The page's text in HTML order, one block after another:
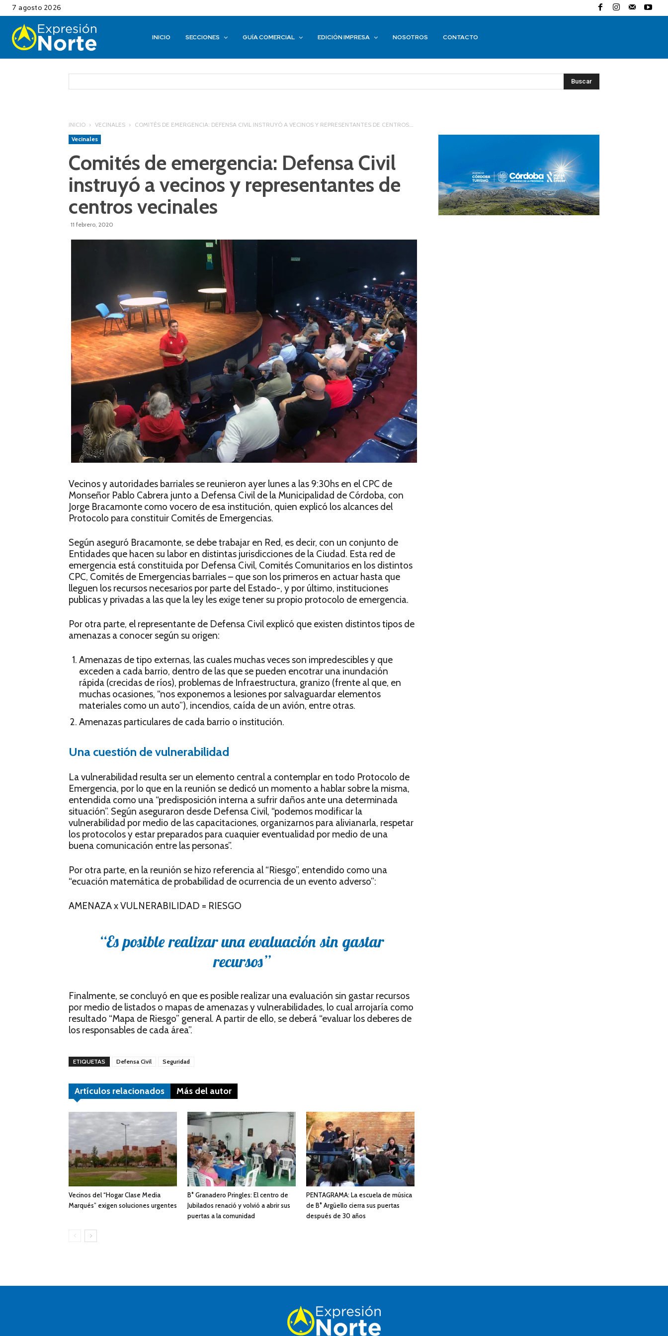
7 agosto 2026
INICIO SECCIONES GUÍA COMERCIAL EDICIÓN IMPRESA NOSOTROS CONTACTO
Buscar
INICIO VECINALES
COMITÉS DE EMERGENCIA: DEFENSA CIVIL INSTRUYÓ A VECINOS Y REPRESENTANTES DE CENTROS...
Vecinales
Comités de emergencia: Defensa Civil
instruyó a vecinos y representantes de
centros vecinales
11 febrero, 2020
Vecinos y autoridades barriales se reunieron ayer lunes a las 9:30hs en el CPC de
Monseñor Pablo Cabrera junto a Defensa Civil de la Municipalidad de Córdoba, con
Jorge Bracamonte como vocero de esa institución, quien explicó los alcances del
Protocolo para constituir Comités de Emergencias.
Según aseguró Bracamonte, se debe trabajar en Red, es decir, con un conjunto de
Entidades que hacen su labor en distintas jurisdicciones de la Ciudad. Esta red de
emergencia está constituida por Defensa Civil, Comités Comunitarios en los distintos
CPC, Comités de Emergencias barriales – que son los primeros en actuar hasta que
lleguen los recursos necesarios por parte del Estado-, y por último, instituciones
publicas y privadas a las que la ley les exige tener su propio protocolo de emergencia.
Por otra parte, el representante de Defensa Civil explicó que existen distintos tipos de
amenazas a conocer según su origen:
Amenazas de tipo externas, las cuales muchas veces son impredescibles y que
exceden a cada barrio, dentro de las que se pueden encotrar una inundación
rápida (crecidas de ríos), problemas de Infraestructura, granizo (frente al que, en
muchas ocasiones, “nos exponemos a lesiones por salvaguardar elementos
materiales como un auto”), incendios, caída de un avión, entre otras.
Amenazas particulares de cada barrio o institución.
Una cuestión de vulnerabilidad
La vulnerabilidad resulta ser un elemento central a contemplar en todo Protocolo de
Emergencia, por lo que en la reunión se dedicó un momento a hablar sobre la misma,
entendida como una “predisposición interna a sufrir daños ante una determinada
situación”. Según aseguraron desde Defensa Civil, “podemos modificar la
vulnerabilidad por medio de las capacitaciones, organizarnos para alivianarla, respetar
los protocolos y estar preparados para cuaquier eventualidad por medio de una
buena comunicación entre las personas”.
Por otra parte, en la reunión se hizo referencia al “Riesgo”, entendido como una
“ecuación matemática de probabilidad de ocurrencia de un evento adverso”:
AMENAZA x VULNERABILIDAD = RIESGO
“Es posible realizar una evaluación sin gastar
recursos”
Finalmente, se concluyó en que es posible realizar una evaluación sin gastar recursos
por medio de listados o mapas de amenazas y vulnerabilidades, lo cual arrojaría como
resultado “Mapa de Riesgo” general. A partir de ello, se deberá “evaluar los deberes de
los responsables de cada área”.
ETIQUETAS Defensa Civil Seguridad
Artículos relacionados Más del autor
Vecinos del “Hogar Clase Media
Marqués” exigen soluciones urgentes
B° Granadero Pringles: El centro de
Jubilados renació y volvió a abrir sus
puertas a la comunidad
PENTAGRAMA: La escuela de música
de B° Argüello cierra sus puertas
después de 30 años